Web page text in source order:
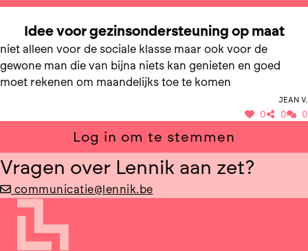
Idee voor gezinsondersteuning op maat
niet alleen voor de sociale klasse maar ook voor de
gewone man die van bijna niets kan genieten en goed
moet rekenen om maandelijks toe te komen
jean v.
0 0 0
Log in om te stemmen
Vragen over Lennik aan zet?
communicatie@lennik.be